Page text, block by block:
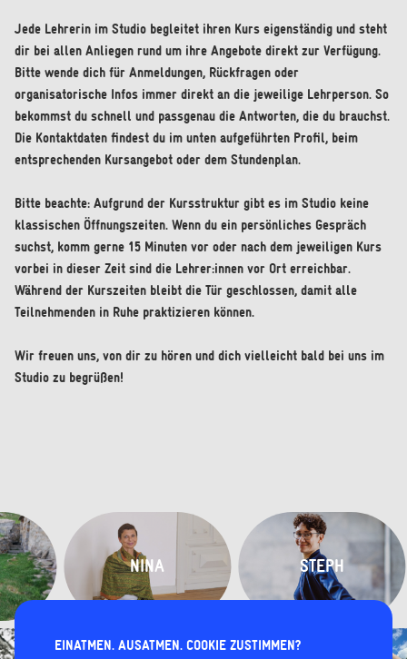
Jede Lehrerin im Studio begleitet ihren Kurs eigenständig und steht
dir bei allen Anliegen rund um ihre Angebote direkt zur Verfügung.
Bitte wende dich für Anmeldungen, Rückfragen oder
organisatorische Infos immer direkt an die jeweilige Lehrperson. So
bekommst du schnell und passgenau die Antworten, die du brauchst.
Die Kontaktdaten findest du im unten aufgeführten Profil, beim
entsprechenden Kursangebot oder dem Stundenplan.
Bitte beachte: Aufgrund der Kursstruktur gibt es im Studio keine
klassischen Öffnungszeiten. Wenn du ein persönliches Gespräch
suchst, komm gerne 15 Minuten vor oder nach dem jeweiligen Kurs
vorbei in dieser Zeit sind die Lehrer:innen vor Ort erreichbar.
Während der Kurszeiten bleibt die Tür geschlossen, damit alle
Teilnehmenden in Ruhe praktizieren können.
Wir freuen uns, von dir zu hören und dich vielleicht bald bei uns im
Studio zu begrüßen!
NINA STEPH
EINATMEN. AUSATMEN. COOKIE ZUSTIMMEN?